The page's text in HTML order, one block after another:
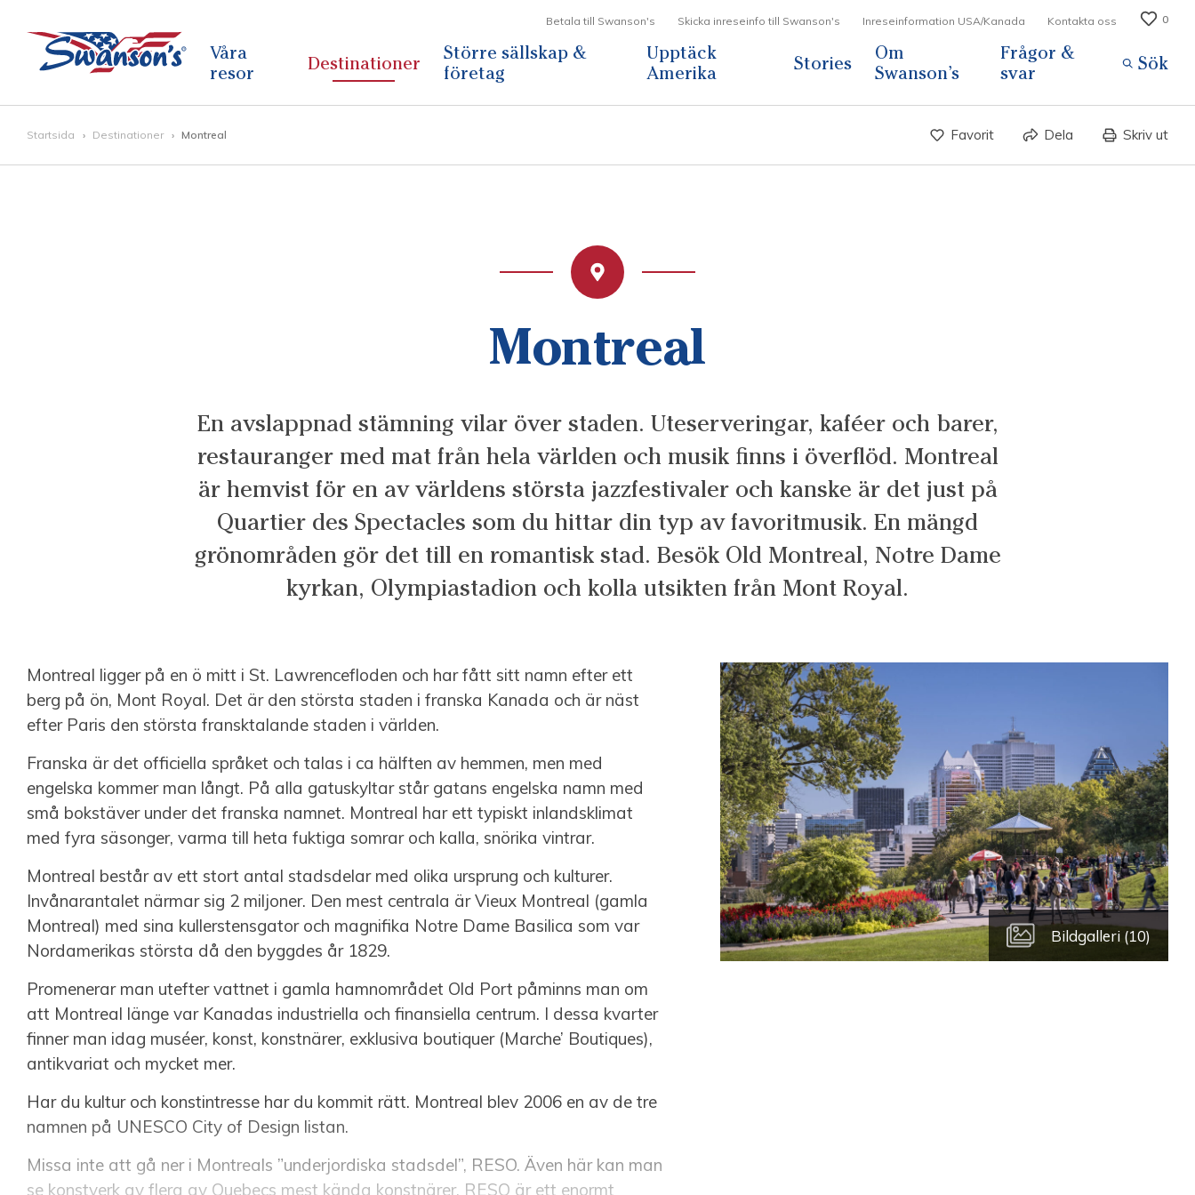
Betala till Swanson's Skicka inreseinfo till Swanson's Inreseinformation USA/Kanada Kontakta oss 0
Våra
resor
Destinationer
Större sällskap &
företag
Upptäck
Amerika
Stories
Om
Swanson’s
Frågor &
svar
Sök
Startsida Destinationer Montreal Favorit Dela Skriv ut
Montreal
En avslappnad stämning vilar över staden. Uteserveringar, kaféer och barer,
restauranger med mat från hela världen och musik finns i överflöd. Montreal
är hemvist för en av världens största jazzfestivaler och kanske är det just på
Quartier des Spectacles som du hittar din typ av favoritmusik. En mängd
grönområden gör det till en romantisk stad. Besök Old Montreal, Notre Dame
kyrkan, Olympiastadion och kolla utsikten från Mont Royal.
Montreal ligger på en ö mitt i St. Lawrencefloden och har fått sitt namn efter ett
berg på ön, Mont Royal. Det är den största staden i franska Kanada och är näst
efter Paris den största fransktalande staden i världen.
Franska är det officiella språket och talas i ca hälften av hemmen, men med
engelska kommer man långt. På alla gatuskyltar står gatans engelska namn med
små bokstäver under det franska namnet. Montreal har ett typiskt inlandsklimat
med fyra säsonger, varma till heta fuktiga somrar och kalla, snörika vintrar.
Montreal består av ett stort antal stadsdelar med olika ursprung och kulturer.
Invånarantalet närmar sig 2 miljoner. Den mest centrala är Vieux Montreal (gamla
Montreal) med sina kullerstensgator och magnifika Notre Dame Basilica som var
Nordamerikas största då den byggdes år 1829.
Promenerar man utefter vattnet i gamla hamnområdet Old Port påminns man om
att Montreal länge var Kanadas industriella och finansiella centrum. I dessa kvarter
finner man idag muséer, konst, konstnärer, exklusiva boutiquer (Marche’ Boutiques),
antikvariat och mycket mer.
Har du kultur och konstintresse har du kommit rätt. Montreal blev 2006 en av de tre
namnen på UNESCO City of Design listan.
Missa inte att gå ner i Montreals ”underjordiska stadsdel”, RESO. Även här kan man
se konstverk av flera av Quebecs mest kända konstnärer. RESO är ett enormt
Bildgalleri (10)